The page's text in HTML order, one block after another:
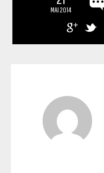
MAI 2014